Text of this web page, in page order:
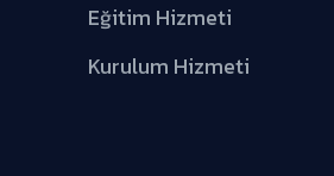
Eğitim Hizmeti
Kurulum Hizmeti